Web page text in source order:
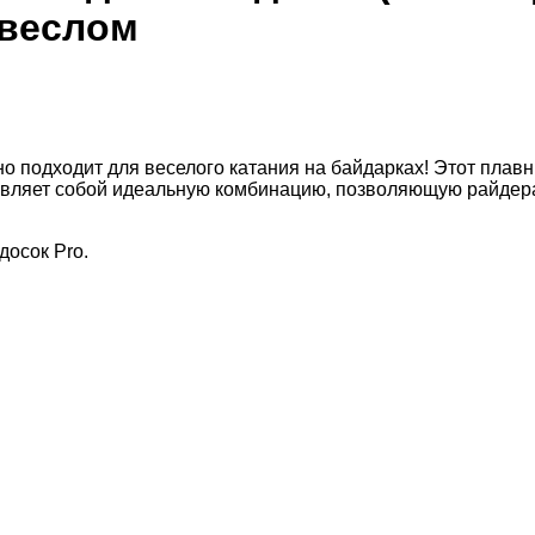
для веселого катания на байдарках! Этот
собой идеальную комбинацию, позволяющую
Pro.